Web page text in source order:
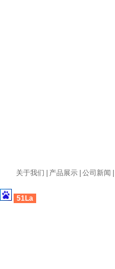
关于我们 产品展示 公司新闻
51La